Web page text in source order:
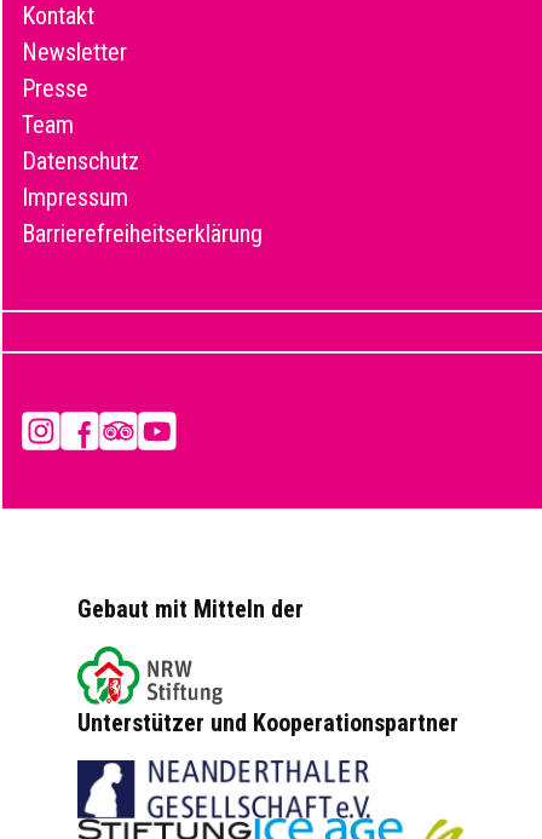
Kontakt
Newsletter
Presse
Team
Datenschutz
Impressum
Barrierefreiheitserklärung
InstagramFacebook
Tripadvisor
YouTube
Gebaut mit Mitteln der
Unterstützer und Kooperationspartner